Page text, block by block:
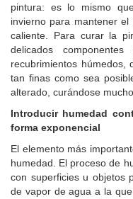
pintura: es lo mismo
invierno para mantener
caliente. Para curar la
delicados
recubrimientos húmedos,
tan finas como sea
alterado, curándose
Introducir humedad
forma exponencial
El elemento más
humedad. El proceso de
con superficies u objetos
de vapor de agua a la